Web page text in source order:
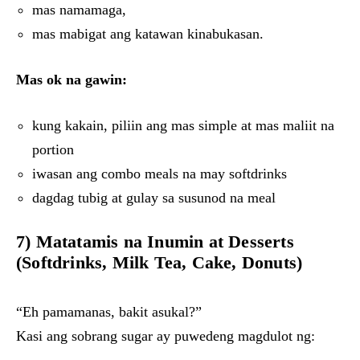
mas namamaga,
mas mabigat ang katawan kinabukasan.
Mas ok na gawin:
kung kakain, piliin ang mas simple at mas maliit na
portion
iwasan ang combo meals na may softdrinks
dagdag tubig at gulay sa susunod na meal
7) Matatamis na Inumin at Desserts
(Softdrinks, Milk Tea, Cake, Donuts)
“Eh pamamanas, bakit asukal?”
Kasi ang sobrang sugar ay puwedeng magdulot ng: